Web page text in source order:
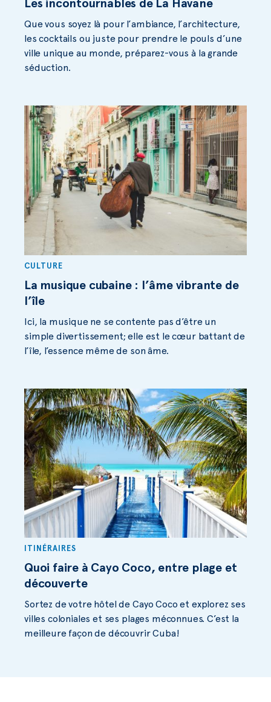
Les incontournables de La Havane
Que vous soyez là pour l’ambiance, l’architecture,
les cocktails ou juste pour prendre le pouls d’une
ville unique au monde, préparez-vous à la grande
séduction.
CULTURE
La musique cubaine : l’âme vibrante de
l’île
Ici, la musique ne se contente pas d’être un
simple divertissement; elle est le cœur battant de
l’île, l’essence même de son âme.
ITINÉRAIRES
Quoi faire à Cayo Coco, entre plage et
découverte
Sortez de votre hôtel de Cayo Coco et explorez ses
villes coloniales et ses plages méconnues. C’est la
meilleure façon de découvrir Cuba!